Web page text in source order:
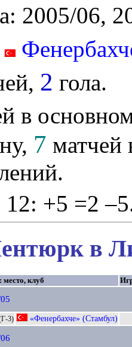
2005/06,
2 гола.
в
7 матчей
12: +5 =2
в
место, клуб
3) «Фенербахче» (Стамбул)